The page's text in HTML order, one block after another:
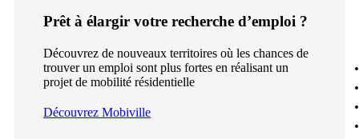
Prêt à élargir votre recherche d’emploi ?
Découvrez de nouveaux territoires où les chances de
trouver un emploi sont plus fortes en réalisant un
projet de mobilité résidentielle
Découvrez Mobiville